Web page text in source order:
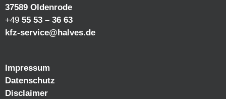
37589 Oldenrode
+49 55 53 – 36 63
kfz-service@halves.de
Impressum
Datenschutz
Disclaimer